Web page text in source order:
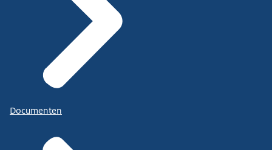
Documenten